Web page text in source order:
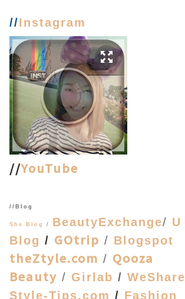
//Instagram
//YouTube
//Blog
She Blog / BeautyExchange/ U
Blog / GOtrip / Blogspot
theZtyle.com / Qooza
Beauty / Girlab / WeShare
Style-Tips.com / Fashion